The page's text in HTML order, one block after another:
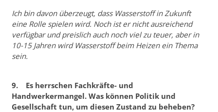
Ich bin davon überzeugt, dass Wasserstoff in Zukunft
eine Rolle spielen wird. Noch ist er nicht ausreichend
verfügbar und preislich auch noch viel zu teuer, aber in
10-15 Jahren wird Wasserstoff beim Heizen ein Thema
sein.
9. Es herrschen Fachkräfte- und
Handwerkermangel. Was können Politik und
Gesellschaft tun, um diesen Zustand zu beheben?